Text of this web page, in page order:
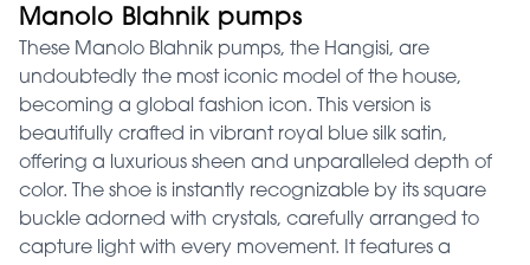
Manolo Blahnik pumps
These Manolo Blahnik pumps, the Hangisi, are
undoubtedly the most iconic model of the house,
becoming a global fashion icon. This version is
beautifully crafted in vibrant royal blue silk satin,
offering a luxurious sheen and unparalleled depth of
color. The shoe is instantly recognizable by its square
buckle adorned with crystals, carefully arranged to
capture light with every movement. It features a